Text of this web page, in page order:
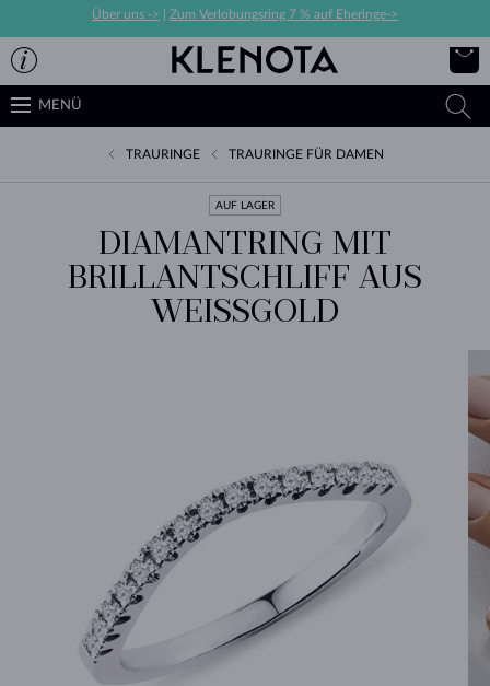
Über uns -> Zum Verlobungsring 7 % auf Eheringe->
MENÜ
TRAURINGE TRAURINGE FÜR DAMEN
AUF LAGER
DIAMANTRING MIT
BRILLANTSCHLIFF AUS
WEISSGOLD